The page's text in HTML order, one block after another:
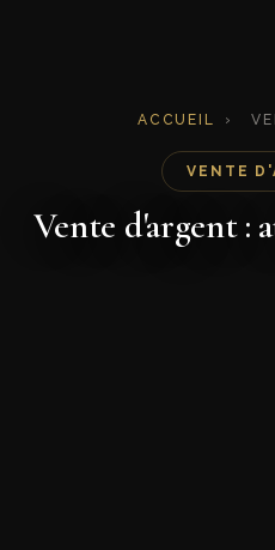
ACCUEIL ›
VENTE
Vente d'argent :